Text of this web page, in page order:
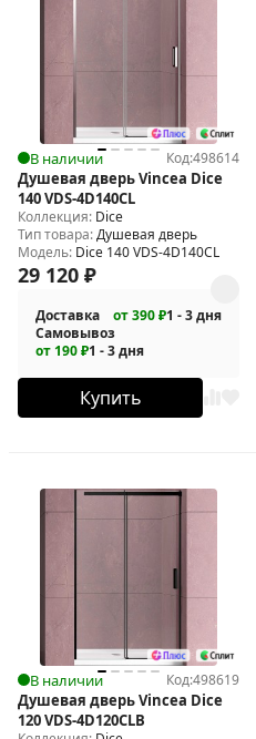
В наличии Код:498614
Душевая дверь Vincea Dice
140 VDS-4D140CL
Коллекция: Dice
Тип товара:Душевая дверь
Модель: Dice 140 VDS-4D140CL
29 120 ₽
Доставка от 390 ₽1 - 3 дня
Самовывоз
от 190 ₽1 - 3 дня
Купить
В наличии Код:498619
Душевая дверь Vincea Dice
120 VDS-4D120CLB